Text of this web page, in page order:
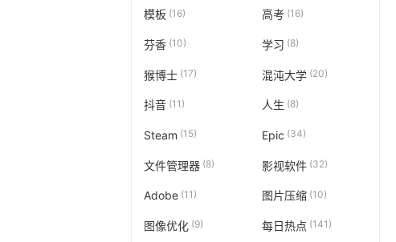
模板 (16) 高考(16)
芬香 (10) 学习 (8)
猴博士 (17) 混沌大学 (20)
抖音 (11) 人生 (8)
Steam (15) Epic (34)
文件管理器 (8) 影视软件(32)
Adobe (11) 图片压缩(10)
图像优化 (9) 每日热点 (141)